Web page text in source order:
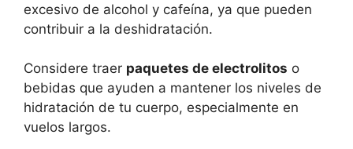
excesivo de alcohol y cafeína, ya que pueden
contribuir a la deshidratación.
Considere traer paquetes de electrolitos o
bebidas que ayuden a mantener los niveles de
hidratación de tu cuerpo, especialmente en
vuelos largos.